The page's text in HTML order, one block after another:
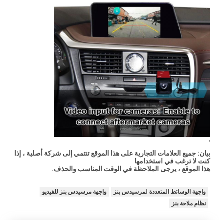
بيان: جميع العلامات التجارية على هذا الموقع تنتمي إلى شركة أصلية ، إذا
كنت لا ترغب في استخدامها
هذا الموقع ، يرجى الملاحظة في الوقت المناسب والحذف.
واجهة الوسائط المتعددة لمرسيدس بنز
واجهة مرسيدس بنز للفيديو
نظام ملاحة بنز